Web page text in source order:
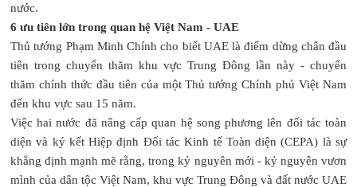
nước.
6 ưu tiên lớn trong quan hệ Việt Nam - UAE
Thủ tướng Phạm Minh Chính cho biết UAE là điểm dừng chân đầu
tiên trong chuyến thăm khu vực Trung Đông lần này - chuyến
thăm chính thức đầu tiên của một Thủ tướng Chính phủ Việt Nam
đến khu vực sau 15 năm.
Việc hai nước đã nâng cấp quan hệ song phương lên đối tác toàn
diện và ký kết Hiệp định Đối tác Kinh tế Toàn diện (CEPA) là sự
khẳng định mạnh mẽ rằng, trong kỷ nguyên mới - kỷ nguyên vươn
mình của dân tộc Việt Nam, khu vực Trung Đông và đất nước UAE